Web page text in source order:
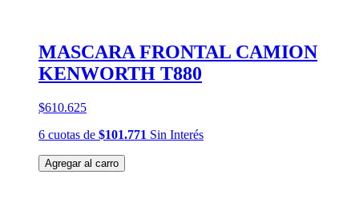
MASCARA FRONTAL CAMION
KENWORTH T880
$610.625
6 cuotas de $101.771 Sin Interés
Agregar al carro